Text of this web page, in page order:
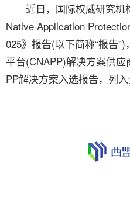
近日，国际权威研究机
Native Application
025》报告(以下简称“报告
平台(CNAPP)解决方案供
PP解决方案入选报告，列入